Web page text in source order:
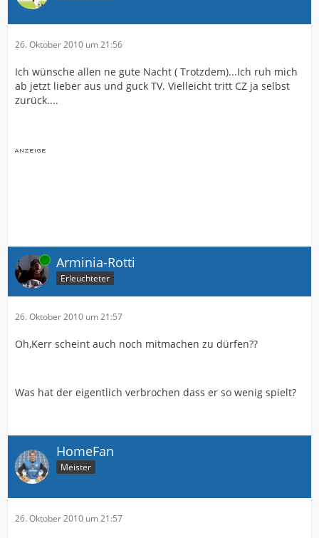
26. Oktober 2010 um 21:56
Ich wünsche allen ne gute Nacht ( Trotzdem)...Ich ruh mich
ab jetzt lieber aus und guck TV. Vielleicht tritt CZ ja selbst
zurück....
Online Arminia-Rotti
Erleuchteter
26. Oktober 2010 um 21:57
Oh,Kerr scheint auch noch mitmachen zu dürfen??
Was hat der eigentlich verbrochen dass er so wenig spielt?
HomeFan
Meister
26. Oktober 2010 um 21:57